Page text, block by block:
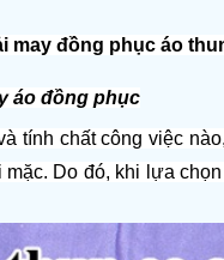
may đồng phục áo
áo đồng phục
tính chất công việc
Do đó, khi lựa